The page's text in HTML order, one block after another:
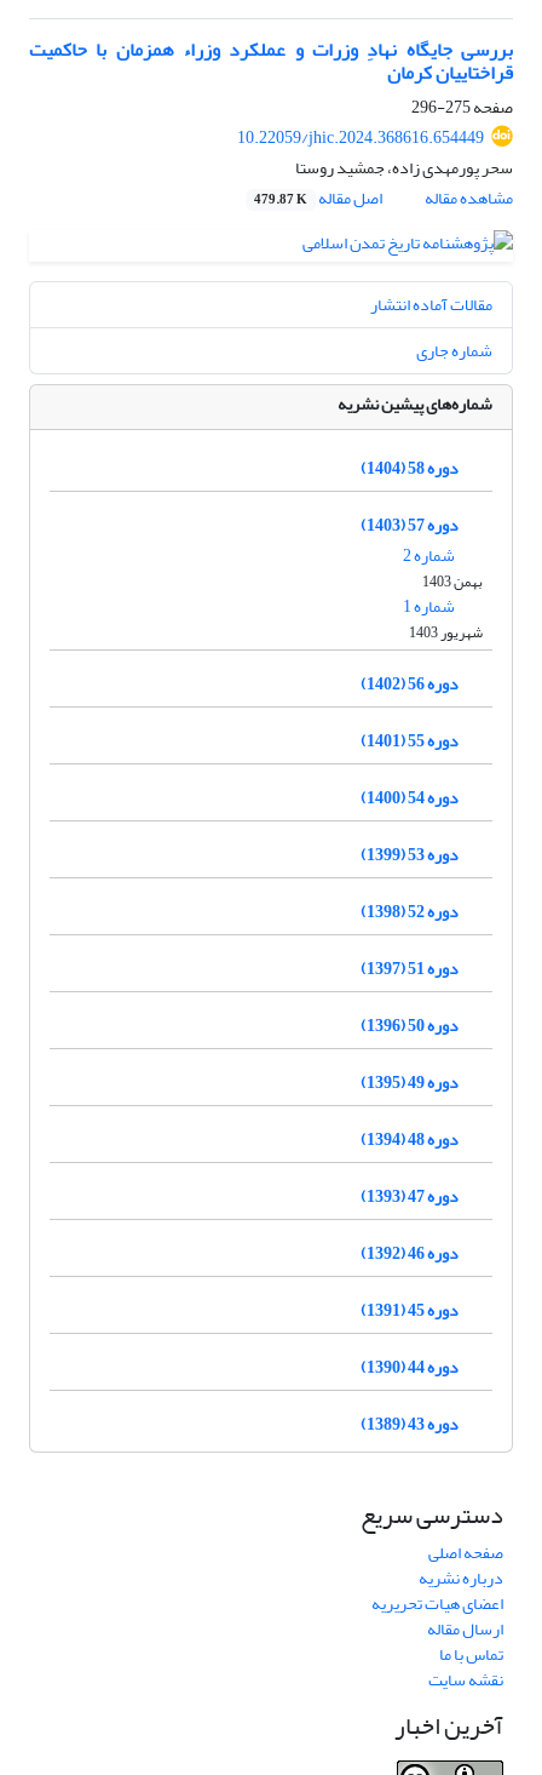
بررسی جایگاه نهادِ وزرات و عملکرد وزراء همزمان با حاکمیت
قراختاییان کرمان
صفحه275-296
10.22059/jhic.2024.368616.654449
سحر پورمهدی زاده، جمشید روستا
مشاهده مقاله
اصل مقاله 479.87 K
مقالات آماده انتشار
شماره جاری
شماره‌های پیشین نشریه
دوره 58 (1404)
دوره 57 (1403)
شماره 2
بهمن 1403
شماره 1
شهریور 1403
دوره 56 (1402)
دوره 55 (1401)
دوره 54 (1400)
دوره 53 (1399)
دوره 52 (1398)
دوره 51 (1397)
دوره 50 (1396)
دوره 49 (1395)
دوره 48 (1394)
دوره 47 (1393)
دوره 46 (1392)
دوره 45 (1391)
دوره 44 (1390)
دوره 43 (1389)
دسترسی سریع
صفحه اصلی
درباره نشریه
اعضای هیات تحریریه
ارسال مقاله
تماس با ما
نقشه سایت
آخرین اخبار